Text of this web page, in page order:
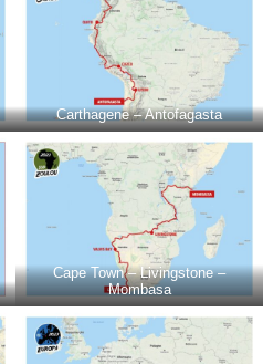
Carthagene – Antofagasta
Cape Town – Livingstone –
Mombasa